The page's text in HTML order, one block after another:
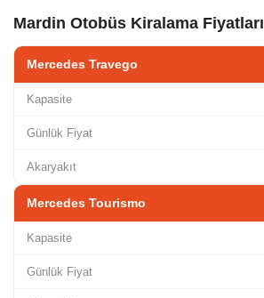
Mardin Otobüs Kiralama Fiyatları
Mercedes Travego
Kapasite
Günlük Fiyat
Akaryakıt
Mercedes Tourismo
Kapasite
Günlük Fiyat